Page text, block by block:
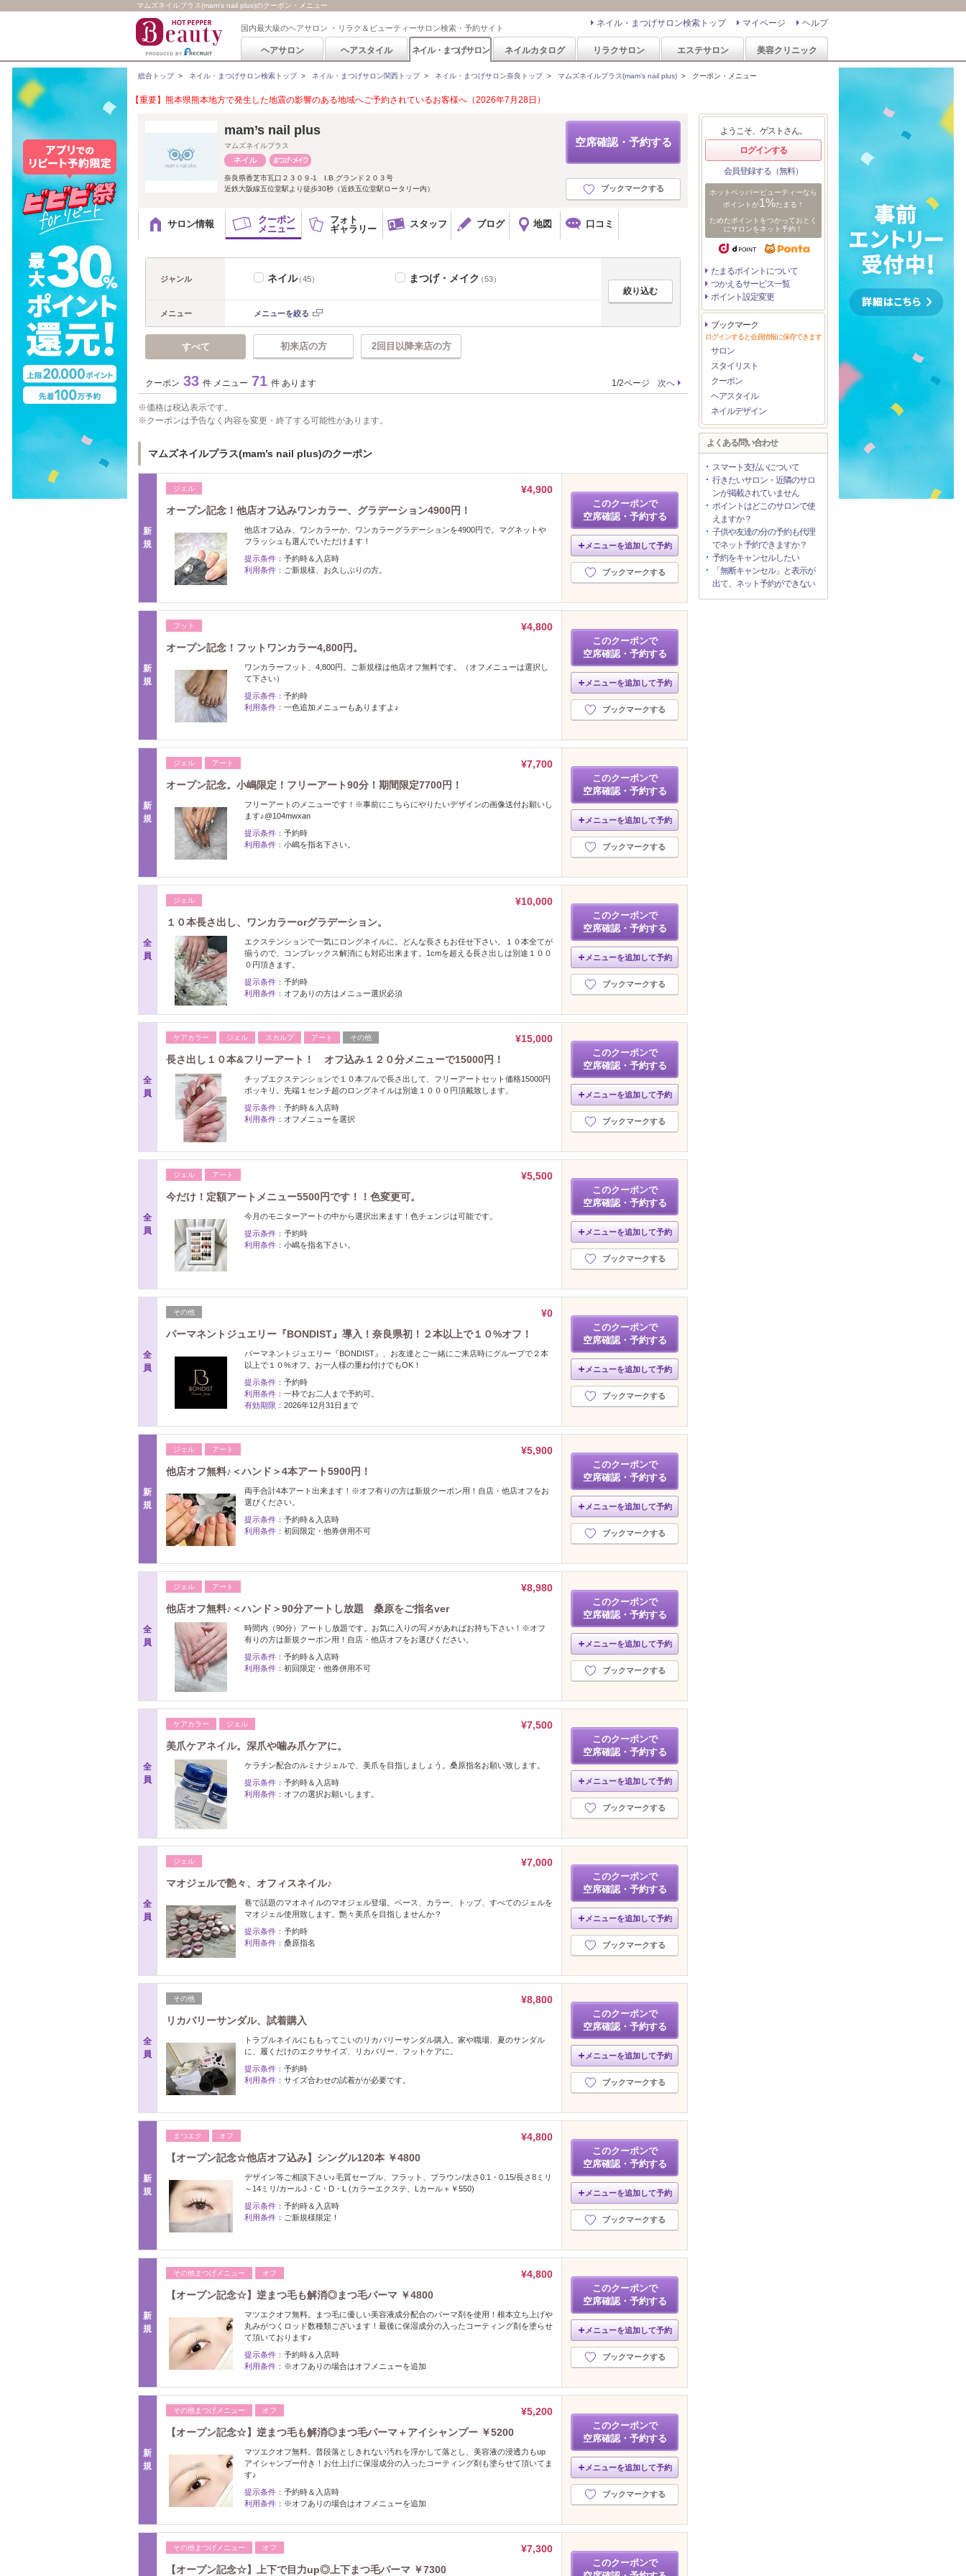
マムズネイルプラス(mam’s nail plus)のクーポン・メニュー
国内最大級のヘアサロン ・リラク＆ビューティーサロン検索・予約サイト ヘルプ
マイページ
ネイル・まつげサロン検索トップ
ヘアサロン ヘアスタイル ネイル・まつげサロン ネイルカタログ リラクサロン エステサロン 美容クリニック
総合トップ> ネイル・まつげサロン検索トップ> ネイル・まつげサロン関西トップ> ネイル・まつげサロン奈良トップ> マムズネイルプラス(mam’s nail plus) > クーポン・メニュー
【重要】熊本県熊本地方で発生した地震の影響のある地域へご予約されているお客様へ（2026年7月28日）
空席確認・予約する
ブックマークする
mam’s nail plus
マムズネイルプラス
奈良県香芝市瓦口２３０９‐1 I.B.グランド２０３号
近鉄大阪線五位堂駅より徒歩30秒（近鉄五位堂駅ロータリー内）
サロン情報
クーポン
メニュー
フォト
ギャラリー
スタッフ ブログ 地図 口コミ
ジャンル ネイル（45） まつげ・メイク（53）
メニュー メニューを絞る
すべて 初来店の方 2回目以降来店の方
クーポン 33 件 メニュー 71 件 あります 1/2ページ 次へ
価格は税込表示です。
クーポンは予告なく内容を変更・終了する可能性があります。
マムズネイルプラス(mam’s nail plus)のクーポン
新
規
ジェル
¥4,900
オープン記念！他店オフ込みワンカラー、グラデーション4900円！
他店オフ込み、ワンカラーか、ワンカラーグラデーションを4900円で。マグネットや
フラッシュも選んでいただけます！
提示条件： 予約時＆入店時
利用条件： ご新規様、お久しぶりの方。
このクーポンで
空席確認・予約する
メニューを追加して予約
ブックマークする
新
規
フット
¥4,800
オープン記念！フットワンカラー4,800円。
ワンカラーフット、4,800円。ご新規様は他店オフ無料です。（オフメニューは選択し
て下さい）
提示条件： 予約時
利用条件： 一色追加メニューもありますよ♪
このクーポンで
空席確認・予約する
メニューを追加して予約
ブックマークする
新
規
ジェル アート
¥7,700
オープン記念。小嶋限定！フリーアート90分！期間限定7700円！
フリーアートのメニューです！※事前にこちらにやりたいデザインの画像送付お願いし
ます♪@104mwxan
提示条件： 予約時
利用条件： 小嶋を指名下さい。
このクーポンで
空席確認・予約する
メニューを追加して予約
ブックマークする
全
員
ジェル
¥10,000
１０本長さ出し、ワンカラーorグラデーション。
エクステンションで一気にロングネイルに。どんな長さもお任せ下さい。１０本全てが
揃うので、コンプレックス解消にも対応出来ます。1cmを超える長さ出しは別途１００
０円頂きます。
提示条件： 予約時
利用条件： オフありの方はメニュー選択必須
このクーポンで
空席確認・予約する
メニューを追加して予約
ブックマークする
全
員
ケアカラー ジェル スカルプ アート その他
¥15,000
長さ出し１０本&フリーアート！ オフ込み１２０分メニューで15000円！
チップエクステンションで１０本フルで長さ出して、フリーアートセット価格15000円
ポッキリ。先端１センチ超のロングネイルは別途１０００円頂戴致します。
提示条件： 予約時＆入店時
利用条件： オフメニューを選択
このクーポンで
空席確認・予約する
メニューを追加して予約
ブックマークする
全
員
ジェル アート
¥5,500
今だけ！定額アートメニュー5500円です！！色変更可。
今月のモニターアートの中から選択出来ます！色チェンジは可能です。
提示条件： 予約時
利用条件： 小嶋を指名下さい。
このクーポンで
空席確認・予約する
メニューを追加して予約
ブックマークする
全
員
その他
¥0
パーマネントジュエリー『BONDIST』導入！奈良県初！２本以上で１０%オフ！
パーマネントジュエリー『BONDIST』、お友達とご一緒にご来店時にグループで２本
以上で１０%オフ。お一人様の重ね付けでもOK！
提示条件： 予約時
利用条件： 一枠でお二人まで予約可。
有効期限： 2026年12月31日まで
このクーポンで
空席確認・予約する
メニューを追加して予約
ブックマークする
新
規
ジェル アート
¥5,900
他店オフ無料♪＜ハンド＞4本アート5900円！
両手合計4本アート出来ます！※オフ有りの方は新規クーポン用！自店・他店オフをお
選びください。
提示条件： 予約時＆入店時
利用条件： 初回限定・他券併用不可
このクーポンで
空席確認・予約する
メニューを追加して予約
ブックマークする
全
員
ジェル アート
¥8,980
他店オフ無料♪＜ハンド＞90分アートし放題 桑原をご指名ver
時間内（90分）アートし放題です。お気に入りの写メがあればお持ち下さい！※オフ
有りの方は新規クーポン用！自店・他店オフをお選びください。
提示条件： 予約時＆入店時
利用条件： 初回限定・他券併用不可
このクーポンで
空席確認・予約する
メニューを追加して予約
ブックマークする
全
員
ケアカラー ジェル
¥7,500
美爪ケアネイル。深爪や噛み爪ケアに。
ケラチン配合のルミナジェルで、美爪を目指しましょう。桑原指名お願い致します。
提示条件： 予約時＆入店時
利用条件： オフの選択お願いします。
このクーポンで
空席確認・予約する
メニューを追加して予約
ブックマークする
全
員
ジェル
¥7,000
マオジェルで艶々、オフィスネイル♪
巷で話題のマオネイルのマオジェル登場。ベース、カラー、トップ、すべてのジェルを
マオジェル使用致します。艶々美爪を目指しませんか？
提示条件： 予約時
利用条件： 桑原指名
このクーポンで
空席確認・予約する
メニューを追加して予約
ブックマークする
全
員
その他
¥8,800
リカバリーサンダル、試着購入
トラブルネイルにももってこいのリカバリーサンダル購入。家や職場、夏のサンダル
に、履くだけのエクササイズ、リカバリー、フットケアに。
提示条件： 予約時
利用条件： サイズ合わせの試着がが必要です。
このクーポンで
空席確認・予約する
メニューを追加して予約
ブックマークする
新
規
まつエク オフ
¥4,800
【オープン記念☆他店オフ込み】シングル120本 ￥4800
デザイン等ご相談下さい♪毛質セーブル、フラット、ブラウン/太さ0.1・0.15/長さ8ミリ
～14ミリ/カールJ・C・D・L (カラーエクステ、Lカール＋￥550)
提示条件： 予約時＆入店時
利用条件： ご新規様限定！
このクーポンで
空席確認・予約する
メニューを追加して予約
ブックマークする
新
規
その他まつげメニュー オフ
¥4,800
【オープン記念☆】逆まつ毛も解消◎まつ毛パーマ ￥4800
マツエクオフ無料。まつ毛に優しい美容液成分配合のパーマ剤を使用！根本立ち上げや
丸みがつくロッド数種類ございます！最後に保湿成分の入ったコーティング剤を塗らせ
て頂いております♪
提示条件： 予約時＆入店時
利用条件： ※オフありの場合はオフメニューを追加
このクーポンで
空席確認・予約する
メニューを追加して予約
ブックマークする
新
規
その他まつげメニュー オフ
¥5,200
【オープン記念☆】逆まつ毛も解消◎まつ毛パーマ＋アイシャンプー ￥5200
マツエクオフ無料。普段落としきれない汚れを浮かして落とし、美容液の浸透力もup
アイシャンプー付き！お仕上げに保湿成分の入ったコーティング剤も塗らせて頂いてま
す♪
提示条件： 予約時＆入店時
利用条件： ※オフありの場合はオフメニューを追加
このクーポンで
空席確認・予約する
メニューを追加して予約
ブックマークする
その他まつげメニュー オフ
¥7,300
【オープン記念☆】上下で目力up◎上下まつ毛パーマ ￥7300
このクーポンで
ようこそ、ゲストさん。
ログインする
会員登録する（無料）
ホットペッパービューティーなら
ポイントが1%たまる！
ためたポイントをつかっておとく
にサロンをネット予約！
たまるポイントについて
つかえるサービス一覧
ポイント設定変更
ブックマーク
ログインすると会員情報に保存できます
サロン
スタイリスト
クーポン
ヘアスタイル
ネイルデザイン
よくある問い合わせ
スマート支払いについて
行きたいサロン・近隣のサロ
ンが掲載されていません
ポイントはどこのサロンで使
えますか？
子供や友達の分の予約も代理
でネット予約できますか？
予約をキャンセルしたい
「無断キャンセル」と表示が
出て、ネット予約ができない